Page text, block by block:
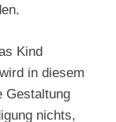
Kind
in diesem
Gestaltung
nichts,